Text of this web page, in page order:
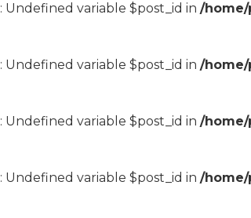
: Undefined variable $post_id in/
: Undefined variable $post_id in/
: Undefined variable $post_id in/
: Undefined variable $post_id in/